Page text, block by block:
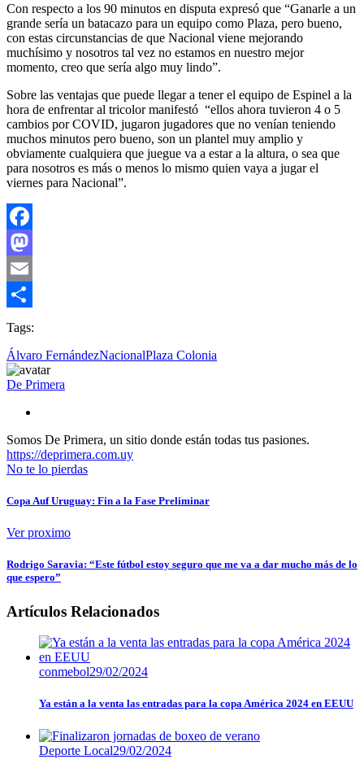
Con respecto a los 90 minutos en disputa expresó que “Ganarle a un
grande sería un batacazo para un equipo como Plaza, pero bueno,
con estas circunstancias de que Nacional viene mejorando
muchísimo y nosotros tal vez no estamos en nuestro mejor
momento, creo que sería algo muy lindo”.
Sobre las ventajas que puede llegar a tener el equipo de Espinel a la
hora de enfrentar al tricolor manifestó “ellos ahora tuvieron 4 o 5
cambios por COVID, jugaron jugadores que no venían teniendo
muchos minutos pero bueno, son un plantel muy amplio y
obviamente cualquiera que juegue va a estar a la altura, o sea que
para nosotros es más o menos lo mismo quien vaya a jugar el
viernes para Nacional”.
Facebook
Mastodon
Email
Compartir
Tags:
Álvaro FernándezNacionalPlaza Colonia
De Primera
Somos De Primera, un sitio donde están todas tus pasiones.
https://deprimera.com.uy
No te lo pierdas
Copa Auf Uruguay: Fin a la Fase Preliminar
Ver proximo
Rodrigo Saravia: “Este fútbol estoy seguro que me va a dar mucho más de lo
que espero”
Artículos Relacionados
conmebol29/02/2024
Ya están a la venta las entradas para la copa América 2024 en EEUU
Deporte Local29/02/2024